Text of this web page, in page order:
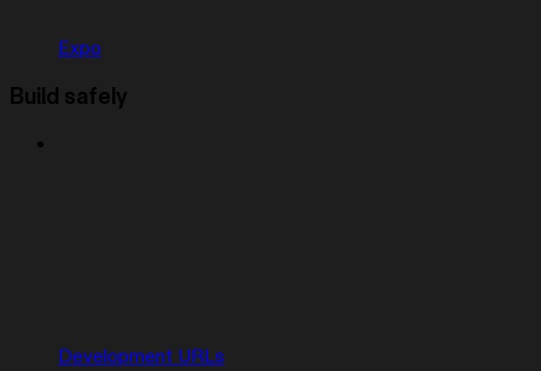
Expo
Build safely
Development URLs